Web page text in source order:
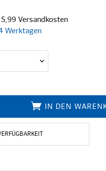
Versandkosten
Werktagen
IN DEN